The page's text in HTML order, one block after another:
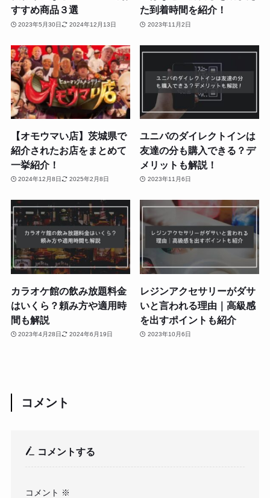
すすめ商品３選
2023年5月30日 2024年12月13日
た到着時間を紹介！
2023年11月2日
【オモウマい店】茨城県で
紹介されたお店をまとめて
一挙紹介！
2024年12月8日 2025年2月8日
ユニバのダイレクトインは
友達の分も購入できる？デ
メリットも解説！
2023年11月6日
カラオケ館の飲み放題料金
はいくら？頼み方や適用時
間も解説
2023年4月28日 2024年6月19日
レジンアクセサリーがダサ
いと言われる理由｜高級感
を出すポイントも紹介
2023年10月6日
コメント
コメントする
コメント ※